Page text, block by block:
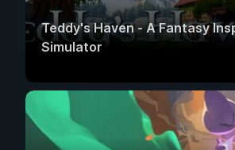
Teddy's Haven - A Fantasy
Simulator